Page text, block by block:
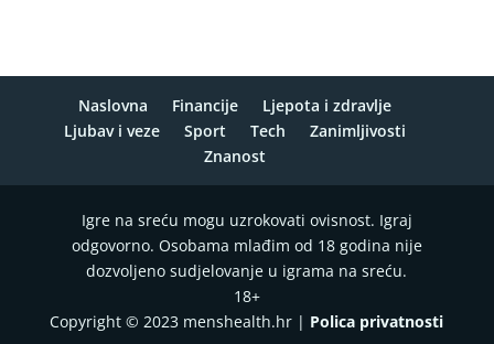
Naslovna Financije
Ljepota i zdravlje
Ljubav i veze
Sport Tech
Zanimljivosti
Znanost
Igre na sreću mogu uzrokovati ovisnost. Igraj
odgovorno. Osobama mlađim od 18 godina nije
dozvoljeno sudjelovanje u igrama na sreću.
18+
Copyright © 2023 menshealth.hr | Polica privatnosti